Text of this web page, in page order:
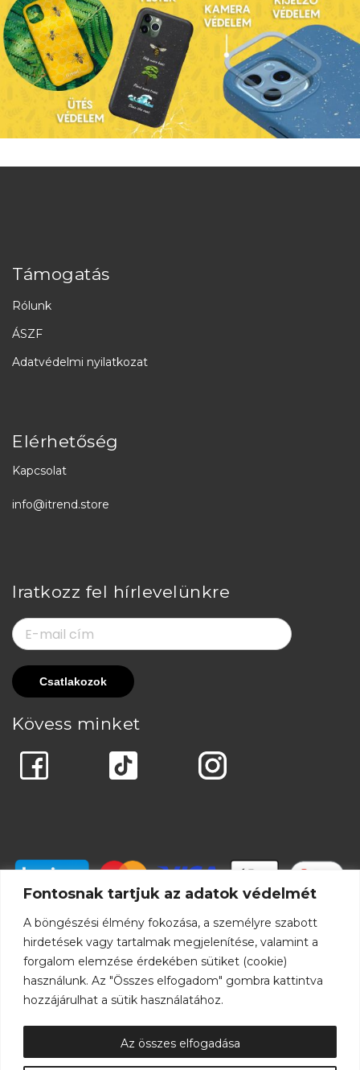
Fontosnak tartjuk az adatok védelmét
A böngészési élmény fokozása, a személyre szabott
hirdetések vagy tartalmak megjelenítése, valamint a
forgalom elemzése érdekében sütiket (cookie)
használunk. Az "Összes elfogadom" gombra kattintva
hozzájárulhat a sütik használatához.
Az összes elfogadása
Támogatás
Rólunk
ÁSZF
Adatvédelmi nyilatkozat
Elérhetőség
Kapcsolat
info@itrend.store
Iratkozz fel hírlevelünkre
Kövess minket